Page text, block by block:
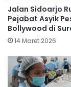
Jalan Sidoarjo
Pejabat Asyik
Bollywood di
14 Maret 2026